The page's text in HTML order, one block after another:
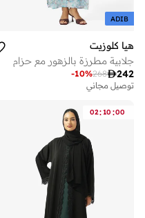
ADIB
هيا كلوزيت
جلابية مطرزة بالزهور مع حزام
242
268
-10%
توصيل مجاني
02:10 :00